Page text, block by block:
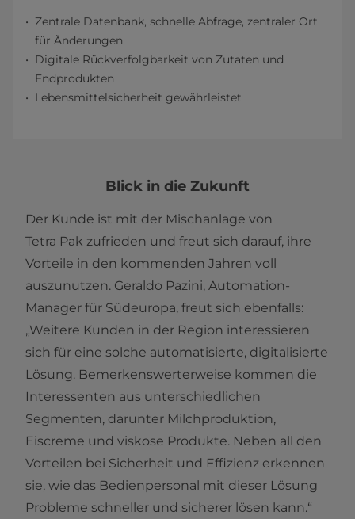
Zentrale Datenbank, schnelle Abfrage, zentraler Ort
für Änderungen
Digitale Rückverfolgbarkeit von Zutaten und
Endprodukten
Lebensmittelsicherheit gewährleistet
Blick in die Zukunft
Der Kunde ist mit der Mischanlage von
Tetra Pak zufrieden und freut sich darauf, ihre
Vorteile in den kommenden Jahren voll
auszunutzen. Geraldo Pazini, Automation-
Manager für Südeuropa, freut sich ebenfalls:
„Weitere Kunden in der Region interessieren
sich für eine solche automatisierte, digitalisierte
Lösung. Bemerkenswerterweise kommen die
Interessenten aus unterschiedlichen
Segmenten, darunter Milchproduktion,
Eiscreme und viskose Produkte. Neben all den
Vorteilen bei Sicherheit und Effizienz erkennen
sie, wie das Bedienpersonal mit dieser Lösung
Probleme schneller und sicherer lösen kann.“